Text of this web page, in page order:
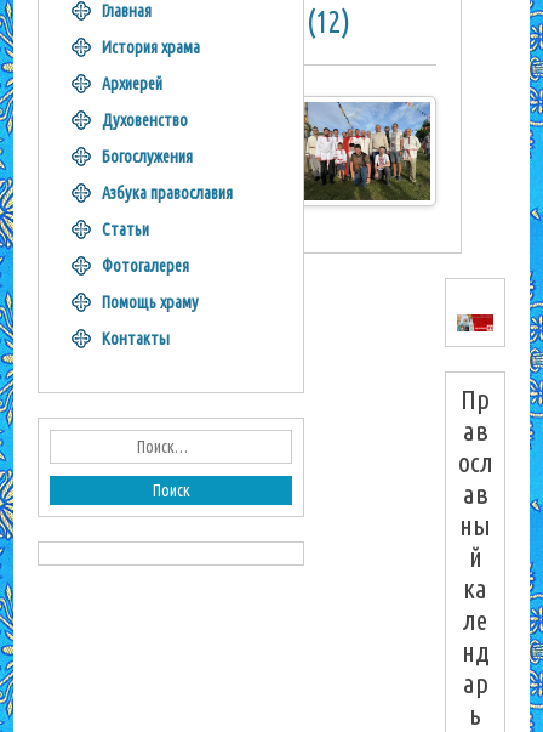
i (12)
Пр
ав
осл
ав
ны
й
ка
ле
нд
ар
ь
Главная
История храма
Архиерей
Духовенство
Богослужения
Азбука православия
Статьи
Фотогалерея
Помощь храму
Контакты